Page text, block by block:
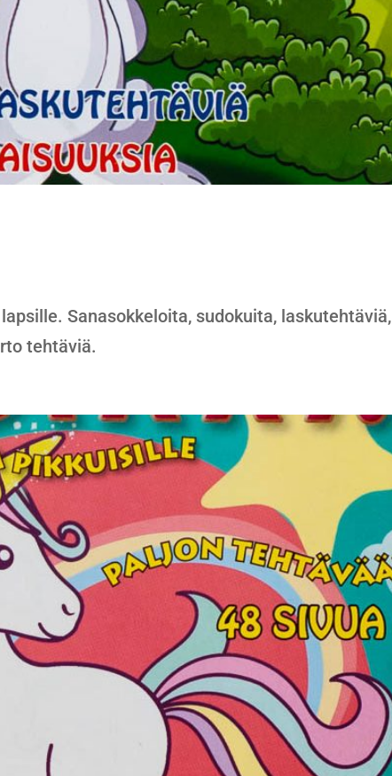
Sanasokkeloita, sudokuita, laskutehtäviä,
tehtäviä.